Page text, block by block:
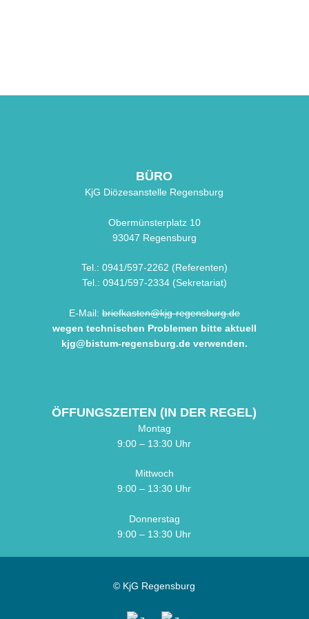
BÜRO
KjG Diözesanstelle Regensburg
Obermünsterplatz 10
93047 Regensburg
Tel.: 0941/597-2262 (Referenten)
Tel.: 0941/597-2334 (Sekretariat)
E-Mail: briefkasten@kjg-regensburg.de
wegen technischen Problemen bitte aktuell
kjg@bistum-regensburg.deverwenden.
ÖFFUNGSZEITEN (IN DER REGEL)
Montag
9:00 – 13:30 Uhr
Mittwoch
9:00 – 13:30 Uhr
Donnerstag
9:00 – 13:30 Uhr
© KjG Regensburg